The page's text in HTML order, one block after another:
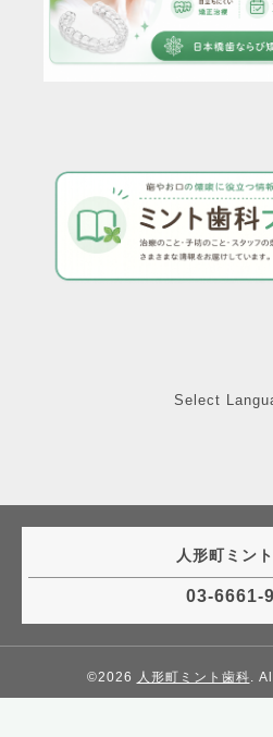
Select
人形町ミン
03-6661-
©2026 人形町ミント歯科 .